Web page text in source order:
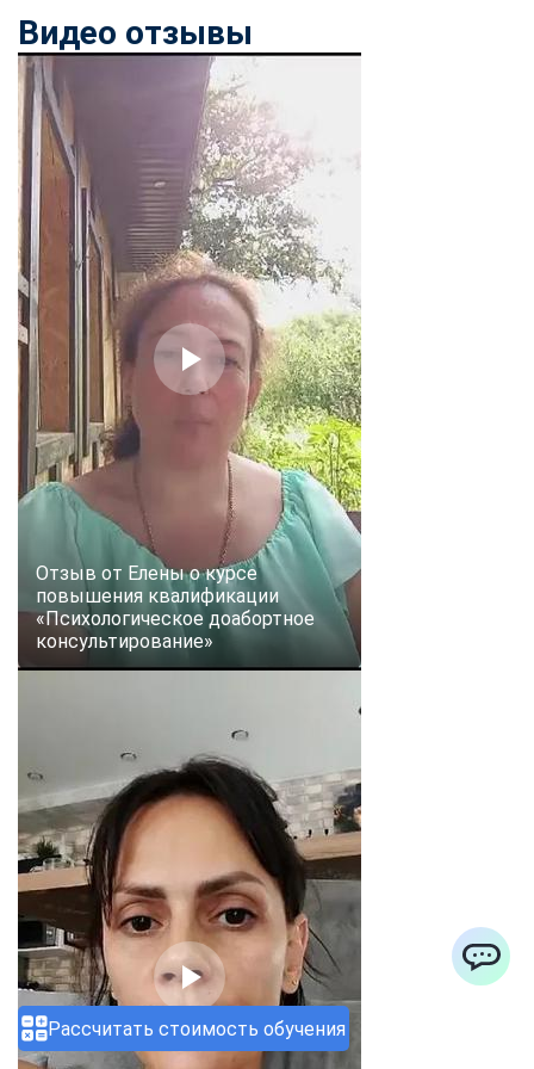
Рассчитать стоимость обучения
Видео отзывы
Отзыв от Елены о курсе
повышения квалификации
«Психологическое доабортное
консультирование»
Мессенджеры
Свяжитесь с нами через любой удобный мессенджер!
Telegram WhatsApp
Vkontakte EMail
Max
ChatApp